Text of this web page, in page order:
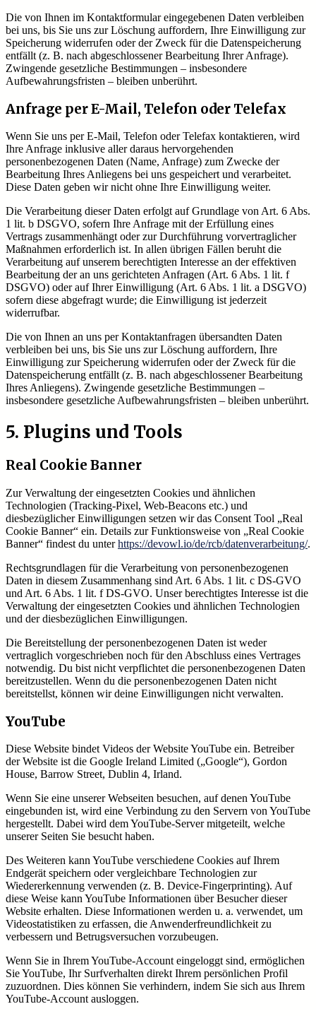
Die von Ihnen im Kontaktformular eingegebenen Daten verbleiben
bei uns, bis Sie uns zur Löschung auffordern, Ihre Einwilligung zur
Speicherung widerrufen oder der Zweck für die Datenspeicherung
entfällt (z. B. nach abgeschlossener Bearbeitung Ihrer Anfrage).
Zwingende gesetzliche Bestimmungen – insbesondere
Aufbewahrungsfristen – bleiben unberührt.
Anfrage per E-Mail, Telefon oder Telefax
Wenn Sie uns per E-Mail, Telefon oder Telefax kontaktieren, wird
Ihre Anfrage inklusive aller daraus hervorgehenden
personenbezogenen Daten (Name, Anfrage) zum Zwecke der
Bearbeitung Ihres Anliegens bei uns gespeichert und verarbeitet.
Diese Daten geben wir nicht ohne Ihre Einwilligung weiter.
Die Verarbeitung dieser Daten erfolgt auf Grundlage von Art. 6 Abs.
1 lit. b DSGVO, sofern Ihre Anfrage mit der Erfüllung eines
Vertrags zusammenhängt oder zur Durchführung vorvertraglicher
Maßnahmen erforderlich ist. In allen übrigen Fällen beruht die
Verarbeitung auf unserem berechtigten Interesse an der effektiven
Bearbeitung der an uns gerichteten Anfragen (Art. 6 Abs. 1 lit. f
DSGVO) oder auf Ihrer Einwilligung (Art. 6 Abs. 1 lit. a DSGVO)
sofern diese abgefragt wurde; die Einwilligung ist jederzeit
widerrufbar.
Die von Ihnen an uns per Kontaktanfragen übersandten Daten
verbleiben bei uns, bis Sie uns zur Löschung auffordern, Ihre
Einwilligung zur Speicherung widerrufen oder der Zweck für die
Datenspeicherung entfällt (z. B. nach abgeschlossener Bearbeitung
Ihres Anliegens). Zwingende gesetzliche Bestimmungen –
insbesondere gesetzliche Aufbewahrungsfristen – bleiben unberührt.
5. Plugins und Tools
Real Cookie Banner
Zur Verwaltung der eingesetzten Cookies und ähnlichen
Technologien (Tracking-Pixel, Web-Beacons etc.) und
diesbezüglicher Einwilligungen setzen wir das Consent Tool „Real
Cookie Banner“ ein. Details zur Funktionsweise von „Real Cookie
Banner“ findest du unterhttps://devowl.io/de/rcb/datenverarbeitung/.
Rechtsgrundlagen für die Verarbeitung von personenbezogenen
Daten in diesem Zusammenhang sind Art. 6 Abs. 1 lit. c DS-GVO
und Art. 6 Abs. 1 lit. f DS-GVO. Unser berechtigtes Interesse ist die
Verwaltung der eingesetzten Cookies und ähnlichen Technologien
und der diesbezüglichen Einwilligungen.
Die Bereitstellung der personenbezogenen Daten ist weder
vertraglich vorgeschrieben noch für den Abschluss eines Vertrages
notwendig. Du bist nicht verpflichtet die personenbezogenen Daten
bereitzustellen. Wenn du die personenbezogenen Daten nicht
bereitstellst, können wir deine Einwilligungen nicht verwalten.
YouTube
Diese Website bindet Videos der Website YouTube ein. Betreiber
der Website ist die Google Ireland Limited („Google“), Gordon
House, Barrow Street, Dublin 4, Irland.
Wenn Sie eine unserer Webseiten besuchen, auf denen YouTube
eingebunden ist, wird eine Verbindung zu den Servern von YouTube
hergestellt. Dabei wird dem YouTube-Server mitgeteilt, welche
unserer Seiten Sie besucht haben.
Des Weiteren kann YouTube verschiedene Cookies auf Ihrem
Endgerät speichern oder vergleichbare Technologien zur
Wiedererkennung verwenden (z. B. Device-Fingerprinting). Auf
diese Weise kann YouTube Informationen über Besucher dieser
Website erhalten. Diese Informationen werden u. a. verwendet, um
Videostatistiken zu erfassen, die Anwenderfreundlichkeit zu
verbessern und Betrugsversuchen vorzubeugen.
Wenn Sie in Ihrem YouTube-Account eingeloggt sind, ermöglichen
Sie YouTube, Ihr Surfverhalten direkt Ihrem persönlichen Profil
zuzuordnen. Dies können Sie verhindern, indem Sie sich aus Ihrem
YouTube-Account ausloggen.